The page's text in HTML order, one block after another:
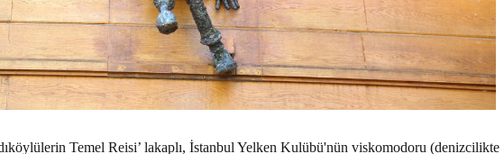
Temel Reisi’ lakaplı, İstanbul Yelken Kulübü'nün viskomodoru (denizcilikte